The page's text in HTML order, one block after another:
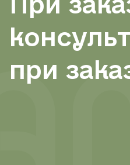
При
при